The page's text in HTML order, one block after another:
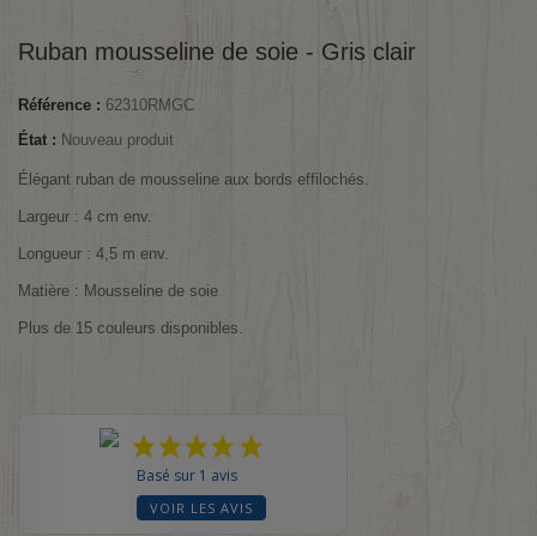
Ruban mousseline de soie - Gris clair
Référence : 62310RMGC
État : Nouveau produit
Élégant ruban de mousseline aux bords effilochés.
Largeur : 4 cm env.
Longueur : 4,5 m env.
Matière : Mousseline de soie
Plus de 15 couleurs disponibles.
Basé sur 1 avis
VOIR LES AVIS